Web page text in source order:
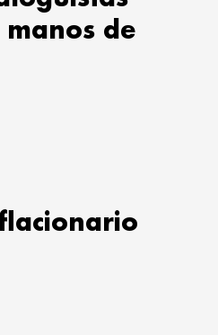
de